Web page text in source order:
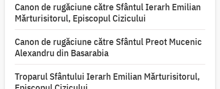
Canon de rugăciune către Sfântul Ierarh Emilian
Mărturisitorul, Episcopul Cizicului
Canon de rugăciune către Sfântul Preot Mucenic
Alexandru din Basarabia
Troparul Sfântului Ierarh Emilian Mărturisitorul,